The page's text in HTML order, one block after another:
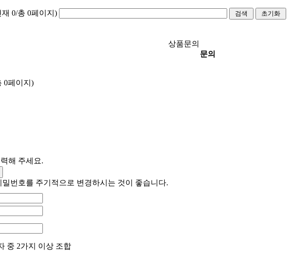
0/총 0페이지)
상품문의
문의
0페이지)
해 주세요.
번호를 주기적으로 변경하시는 것이 좋습니다.
중 2가지 이상 조합